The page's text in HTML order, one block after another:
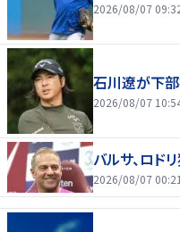
2026/08/07
石川遼が下
2026/08/07
バルサ、ロド
2026/08/07 00:21